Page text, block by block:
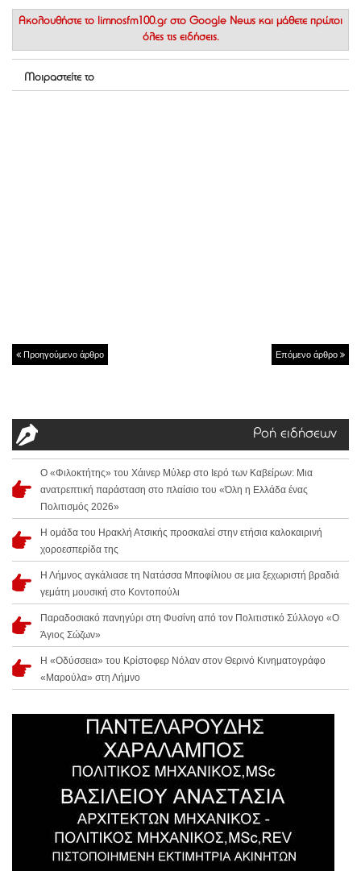
Ακολουθήστε το limnosfm100.gr στο Google News και μάθετε πρώτοι
όλες τις ειδήσεις.
Μοιραστείτε το
Προηγούμενο άρθρο Επόμενο άρθρο
Ροή ειδήσεων
Ο «Φιλοκτήτης» του Χάινερ Μύλερ στο Ιερό των Καβείρων: Μια
ανατρεπτική παράσταση στο πλαίσιο του «Όλη η Ελλάδα ένας
Πολιτισμός 2026»
Η ομάδα του Ηρακλή Ατσικής προσκαλεί στην ετήσια καλοκαιρινή
χοροεσπερίδα της
Η Λήμνος αγκάλιασε τη Νατάσσα Μποφίλιου σε μια ξεχωριστή βραδιά
γεμάτη μουσική στο Κοντοπούλι
Παραδοσιακό πανηγύρι στη Φυσίνη από τον Πολιτιστικό Σύλλογο «Ο
Άγιος Σώζων»
Η «Οδύσσεια» του Κρίστοφερ Νόλαν στον Θερινό Κινηματογράφο
«Μαρούλα» στη Λήμνο